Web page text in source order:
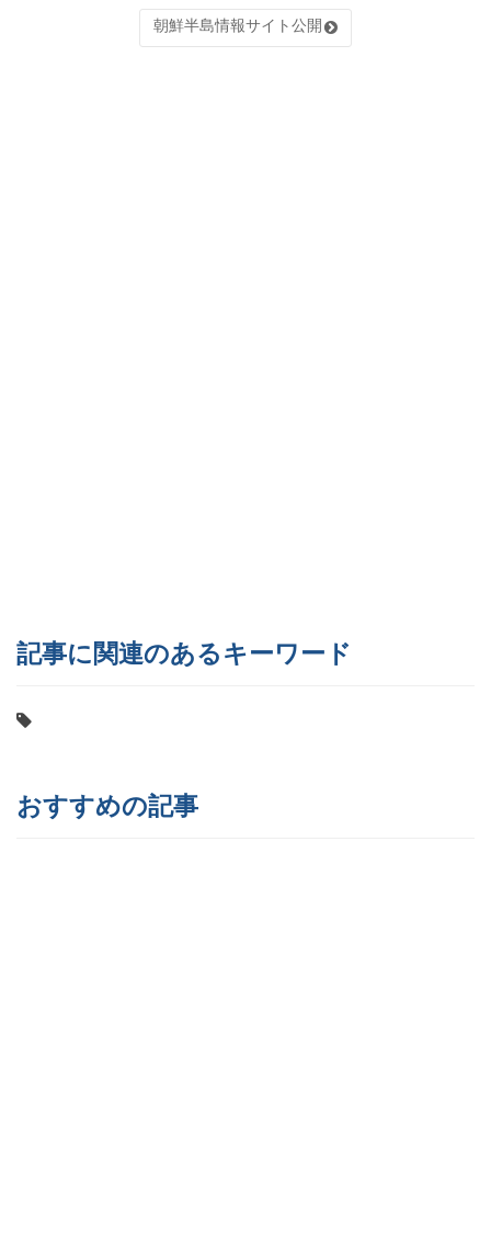
朝鮮半島情報サイト公開
記事に関連のあるキーワード
おすすめの記事